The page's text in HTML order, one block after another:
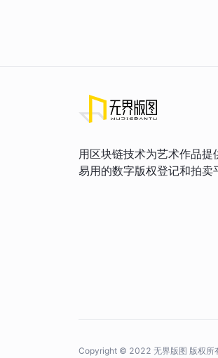
用区块链技术为艺术作品提
易用的数字版权登记和拍卖
Copyright © 2022 无界版图 版权所